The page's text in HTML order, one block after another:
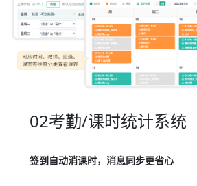
02考勤/课时统计系统
签到自动消课时，消息同步更省心